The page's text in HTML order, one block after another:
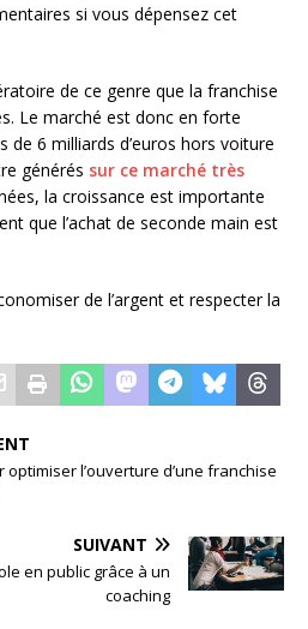
si vous dépensez cet
de ce genre que la franchise
Le marché est donc en forte
6 milliards d’euros hors voiture
générés sur ce marché très
la croissance est importante
que l’achat de seconde main est
de l’argent et respecter la
optimiser l’ouverture d’une franchise
SUIVANT
en public grâce à un
coaching